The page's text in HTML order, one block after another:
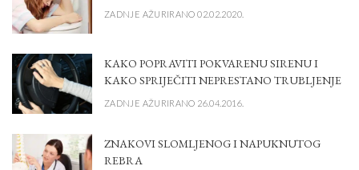
ZADNJE AŽURIRANO 02.02.2020.
KAKO POPRAVITI POKVARENU SIRENU I
KAKO SPRIJEČITI NEPRESTANO TRUBLJENJE
ZADNJE AŽURIRANO 26.04.2016.
ZNAKOVI SLOMLJENOG I NAPUKNUTOG
REBRA